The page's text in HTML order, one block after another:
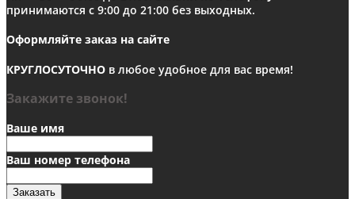
принимаются с 9:00 до 21:00 без выходных.
Оформляйте заказ на сайте
КРУГЛОСУТОЧНО в любое удобное для вас время!
Закажите звонок!
Ваше имя
Ваш номер телефона
Заказать